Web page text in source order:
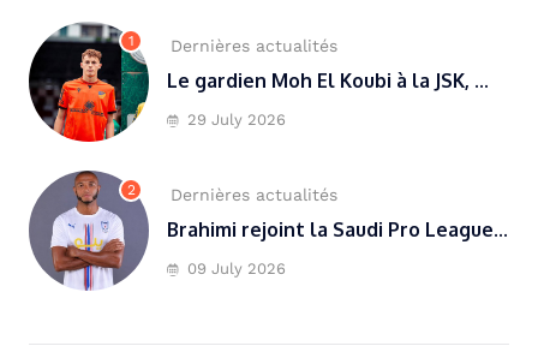
1 Dernières actualités
Le gardien Moh El Koubi à la JSK, ...
29 July 2026
2 Dernières actualités
Brahimi rejoint la Saudi Pro League...
09 July 2026